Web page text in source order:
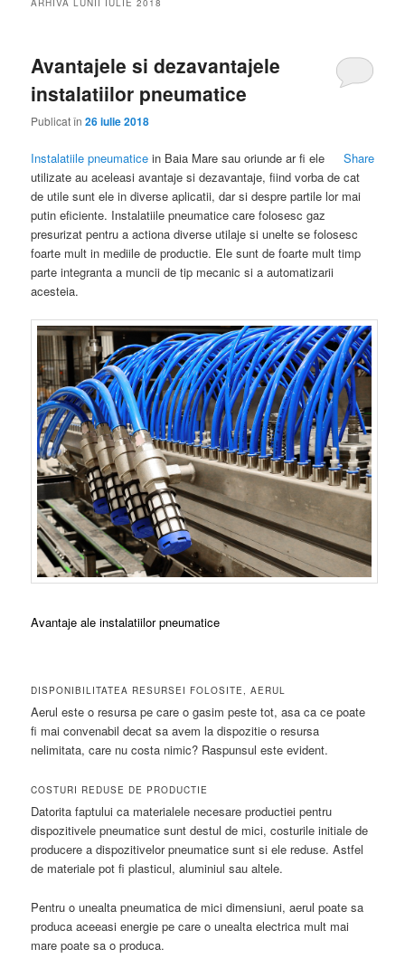
Avantajele si dezavantajele
instalatiilor pneumatice
Publicat în26 iulie 2018
Share
Instalatiile pneumatice in Baia Mare sau oriunde ar fi ele
utilizate au aceleasi avantaje si dezavantaje, fiind vorba de cat
de utile sunt ele in diverse aplicatii, dar si despre partile lor mai
putin eficiente. Instalatiile pneumatice care folosesc gaz
presurizat pentru a actiona diverse utilaje si unelte se folosesc
foarte mult in mediile de productie. Ele sunt de foarte mult timp
parte integranta a muncii de tip mecanic si a automatizarii
acesteia.
Avantaje ale instalatiilor pneumatice
DISPONIBILITATEA RESURSEI FOLOSITE, AERUL
Aerul este o resursa pe care o gasim peste tot, asa ca ce poate
fi mai convenabil decat sa avem la dispozitie o resursa
nelimitata, care nu costa nimic? Raspunsul este evident.
COSTURI REDUSE DE PRODUCTIE
Datorita faptului ca materialele necesare productiei pentru
dispozitivele pneumatice sunt destul de mici, costurile initiale de
producere a dispozitivelor pneumatice sunt si ele reduse. Astfel
de materiale pot fi plasticul, aluminiul sau altele.
Pentru o unealta pneumatica de mici dimensiuni, aerul poate sa
produca aceeasi energie pe care o unealta electrica mult mai
mare poate sa o produca.